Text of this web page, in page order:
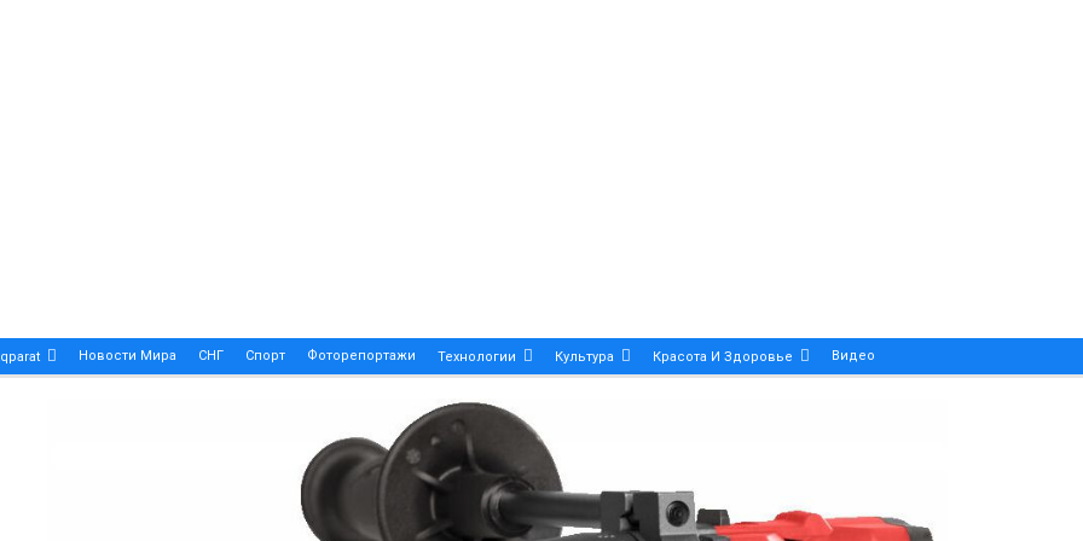
Новости Мира СНГ Спорт Фоторепортажи Технологии Культура Красота И Здоровье Видео
Patek Philippe Calatrava DATE – A True Symbol Of Elegance And Precision